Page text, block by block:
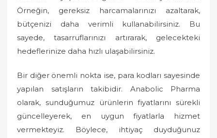
Örneğin, gereksiz harcamalarınızı azaltarak,
bütçenizi daha verimli kullanabilirsiniz. Bu
sayede, tasarruflarınızı artırarak, gelecekteki
hedeflerinize daha hızlı ulaşabilirsiniz.
Bir diğer önemli nokta ise, para kodları sayesinde
yapılan satışların takibidir. Anabolic Pharma
olarak, sunduğumuz ürünlerin fiyatlarını sürekli
güncelleyerek, en uygun fiyatlarla hizmet
vermekteyiz. Böylece, ihtiyaç duyduğunuz